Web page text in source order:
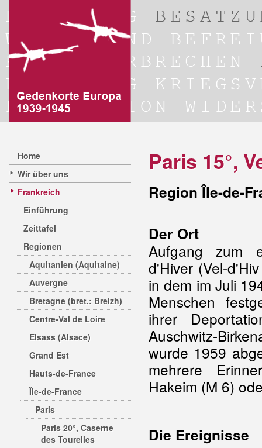
Home
Wir über uns
Frankreich
Einführung
Zeittafel
Regionen
Aquitanien (Aquitaine)
Auvergne
Bretagne (bret.: Breizh)
Centre-Val de Loire
Elsass (Alsace)
Grand Est
Hauts-de-France
Île-de-France
Paris
Paris 20°, Caserne
des Tourelles
Paris 15°,
Region Île-de-
Der Ort
Aufgang zum
d'Hiver (Vel-
in dem im Juli
Menschen
ihrer
Auschwitz-
wurde 1959
mehrere
Hakeim (M 6)
Die Ereignisse